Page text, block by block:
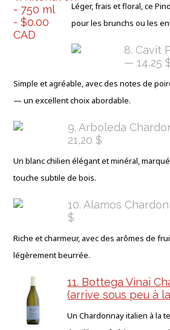
Léger, frais et floral, ce
pour les brunchs ou les
8. Cavit
— 14,25
Simple et agréable, avec des notes de
— un excellent choix abordable.
9. Arboleda
21,20 $
Un blanc chilien élégant et minéral,
touche subtile de bois.
10. Alamos
$
Riche et charmeur, avec des arômes de
légèrement beurrée.
11. Bottega Vinai
(arrive sous peu à
Un Chardonnay italien à la